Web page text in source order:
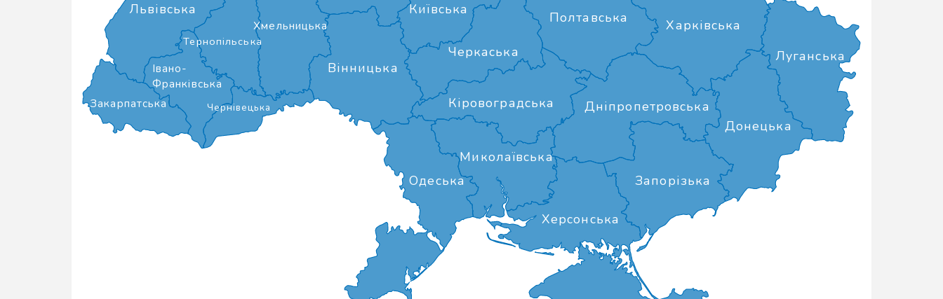
Вінницька
Дніпропетровська
Донецька
Закарпатська
Запорізька
Івано-
Франківська
Київська
Кіровоградська
Луганська
Львівська
Миколаївська
Одеська
Полтавська
Тернопільська
Харківська
Херсонська
Хмельницька
Черкаська
Чернівецька